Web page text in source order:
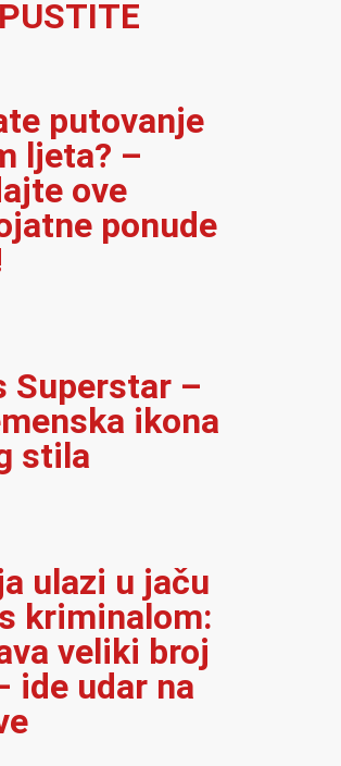
putovanje
ljeta? –
ove
ponude
Superstar –
ikona
stila
ulazi u jaču
kriminalom:
veliki broj
ide udar na